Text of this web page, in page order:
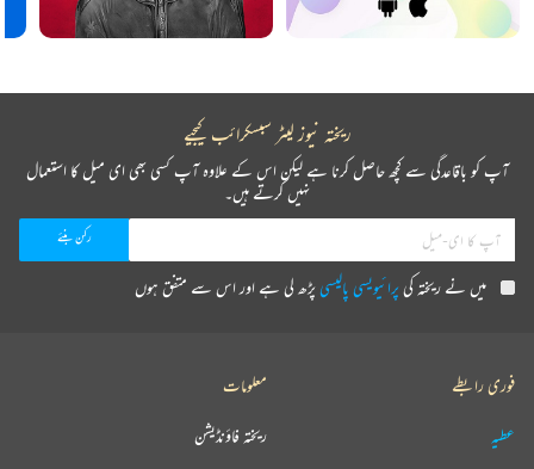
ریختہ نیوز لیٹر سبسکرائب کیجیے
آپ کو باقاعدگی سے کچھ حاصل کرنا ہے لیکن اس کے علاوہ آپ کسی بھی ای میل کا استعمال
نہیں کرتے ہیں۔
میں نے ریختہ کیپرائیویسی پالیسیپڑھ لی ہے اور اس سے متفق ہوں
فوری رابطے
عطیہ
معلومات
ریختہ فاؤنڈیشن